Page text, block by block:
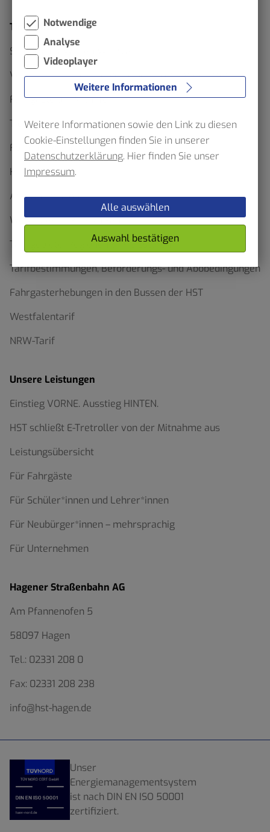
Ticketfinder
Schluss mit Waben Wirrwarr
Verkehrserhebung im Verbundgebiet – VRR bittet
Fahrgäste um Mithilfe
Ticketfinder
Formulare und Anträge
HST App
Abo-Onlineshop
Wo gibt es Tickets zu kaufen?
Tarifgebiete, Regionen & Preisstufen
Tarifbestimmungen, Beförderungs- und Abobedingungen
Fahrgasterhebungen in den Bussen der HST
Westfalentarif
NRW-Tarif
Unsere Leistungen
Einstieg VORNE. Ausstieg HINTEN.
HST schließt E-Tretroller von der Mitnahme aus
Leistungsübersicht
Für Fahrgäste
Für Schüler*innen und Lehrer*innen
Für Neubürger*innen – mehrsprachig
Für Unternehmen
Hagener Straßenbahn AG
Am Pfannenofen 5
58097 Hagen
Tel.: 02331 208 0
Fax: 02331 208 238
info@hst-hagen.de
Unser
Energiemanagementsystem
ist nach DIN EN ISO 50001
zertifiziert.
Notwendige
Analyse
Videoplayer
Weitere Informationen
Weitere Informationen sowie den Link zu diesen
Cookie-Einstellungen finden Sie in unserer
Datenschutzerklärung. Hier finden Sie unser
Impressum.
Alle auswählen
Auswahl bestätigen